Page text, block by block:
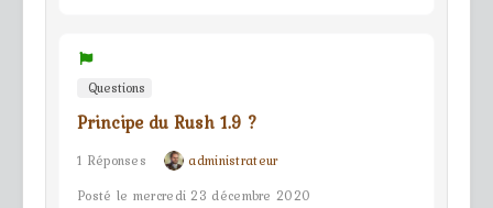
Questions
Principe du Rush 1.9 ?
1 Réponses
administrateur
Posté le mercredi 23 décembre 2020